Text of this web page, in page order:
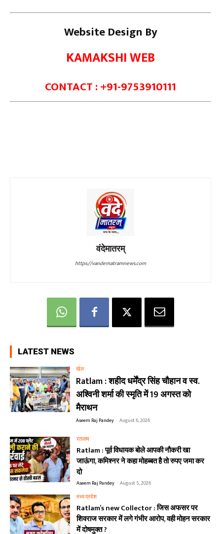
Website Design By
KAMAKSHI WEB
CONTACT : +91-9753910111
वंदेमातरम्
https://vandematramnews.com
LATEST NEWS
खेल
Ratlam : शहीद धर्मेंद्र सिंह चौहान व स्व.
अश्विनी शर्मा की स्मृति में 19 अगस्त को
मैराथन
Aseem Raj Pandey - August 6, 2026
रतलाम
Ratlam : पूर्व विधायक बोले आपकी नौकरी खा
जाऊंगा, कमिश्नर ने कहा मोहब्बत है तो रुपए जमा कर
दो
Aseem Raj Pandey - August 5, 2026
मध्य प्रदेश
Ratlam’s new Collector : जिस अफसर पर
शिवराज सरकार में लगे गंभीर आरोप, वही मोहन सरकार
में दोषमुक्त ?